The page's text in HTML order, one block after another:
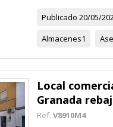
Publicado 20/05/
Almacenes1
Local
Granada
Ref. V8910M4